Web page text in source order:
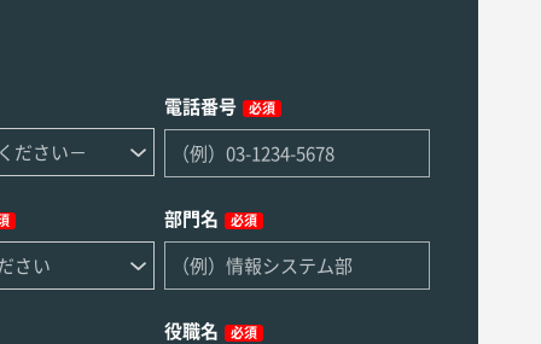
電話番号 必須
部門名 必須
役職名 必須